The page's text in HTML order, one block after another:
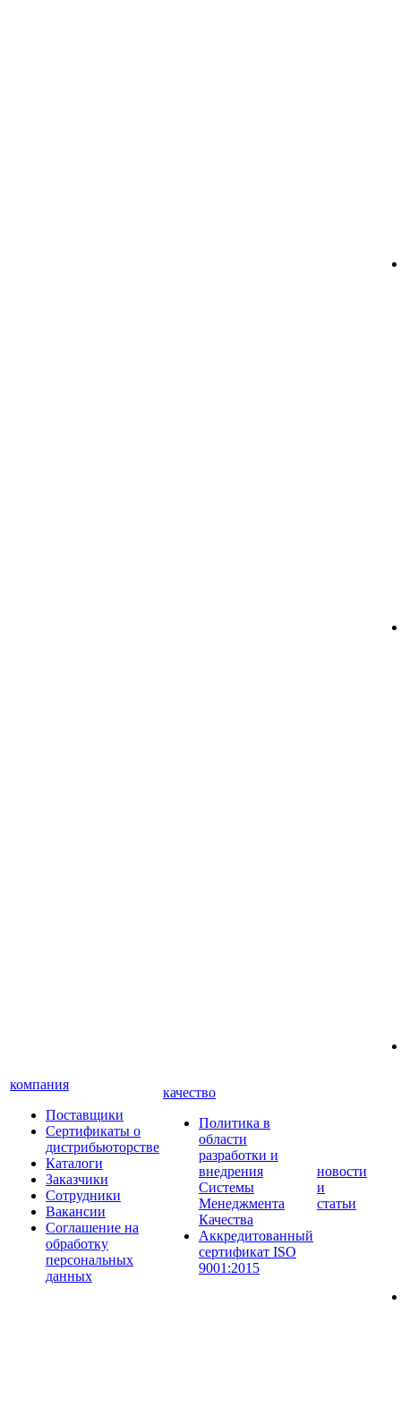
компания
Поставщики
Сертификаты о
дистрибьюторстве
Каталоги
Заказчики
Сотрудники
Вакансии
Соглашение на
обработку
персональных
данных
качество
Политика в
области
разработки и
внедрения
Системы
Менеджмента
Качества
Аккредитованный
сертификат ISO
9001:2015
новости
и
статьи